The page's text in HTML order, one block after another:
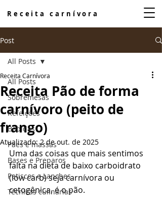
Receita carnívora
Post
All Posts
Sobremesas
Refeições
Bebidas
Pães e massas
Bases e Preparos
Petiscos e Lanches
Técnicas culinárias
All Posts
Receita Pão de forma
carnívoro (peito de
frango)
Receita Carnívora
Atualizado:2 de out. de 2025
Uma das coisas que mais sentimos
falta na dieta de baixo carboidrato
(low carb) seja carnívora ou
cetogênica, é o pão.